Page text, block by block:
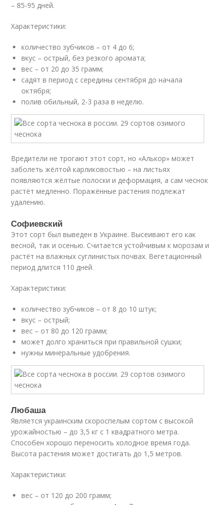
– 85-95 дней.
Характеристики:
количество зубчиков – от 4 до 6;
вкус – острый, без резкого аромата;
вес – от 20 до 35 грамм;
садят в период с середины сентября до начала
октября;
полив обильный, 2-3 раза в неделю.
Вредители не трогают этот сорт, но «Алькор» может
заболеть жёлтой карликовостью – на листьях
появляются жёлтые полоски и деформация, а сам чеснок
растёт медленно. Поражённые растения подлежат
удалению.
Софиевский
Этот сорт был выведен в Украине. Высеивают его как
весной, так и осенью. Считается устойчивым к морозам и
растёт на влажных суглинистых почвах. Вегетационный
период длится 110 дней.
Характеристики:
количество зубчиков – от 8 до 10 штук;
вкус – острый;
вес – от 80 до 120 грамм;
может долго храниться при правильной сушки;
нужны минеральные удобрения.
Любаша
Является украинским скороспелым сортом с высокой
урожайностью – до 3,5 кг с 1 квадратного метра.
Способен хорошо переносить холодное время года.
Высота растения может достигать до 1,5 метров.
Характеристики:
вес – от 120 до 200 грамм;